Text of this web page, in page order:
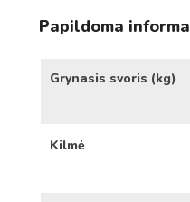
Papildoma
Grynasis svoris (kg)
Kilmė